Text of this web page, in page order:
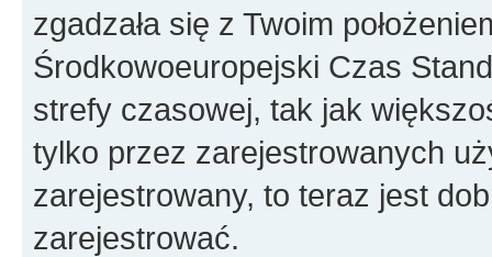
zgadzała się z Twoim
Środkowoeuropejski Czas
strefy czasowej, tak jak
tylko przez zarejestrowanych
zarejestrowany, to teraz jest
zarejestrować.